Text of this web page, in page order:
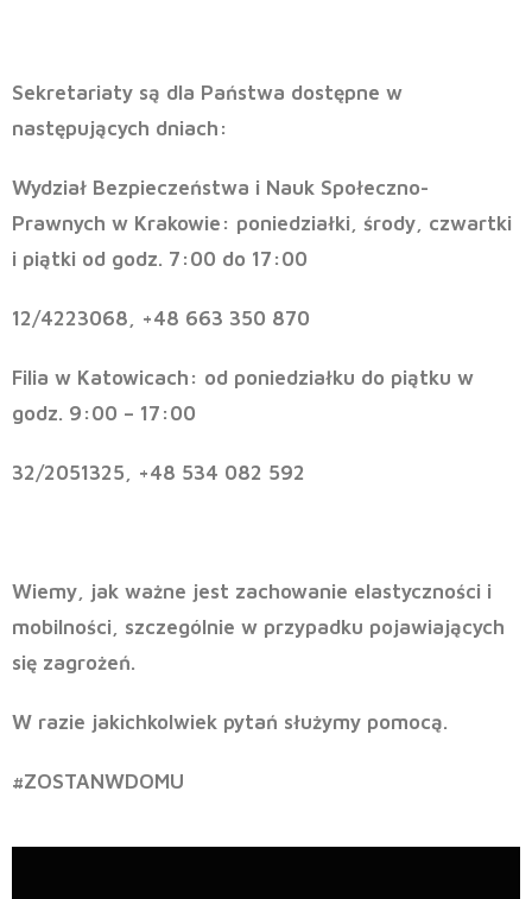
Sekretariaty są dla Państwa dostępne w
następujących dniach:
Wydział Bezpieczeństwa i Nauk Społeczno-
Prawnych w Krakowie: poniedziałki, środy, czwartki
i piątki od godz. 7:00 do 17:00
12/4223068, +48 663 350 870
Filia w Katowicach: od poniedziałku do piątku w
godz. 9:00 – 17:00
32/2051325, +48 534 082 592
Wiemy, jak ważne jest zachowanie elastyczności i
mobilności, szczególnie w przypadku pojawiających
się zagrożeń.
W razie jakichkolwiek pytań służymy pomocą.
#ZOSTANWDOMU